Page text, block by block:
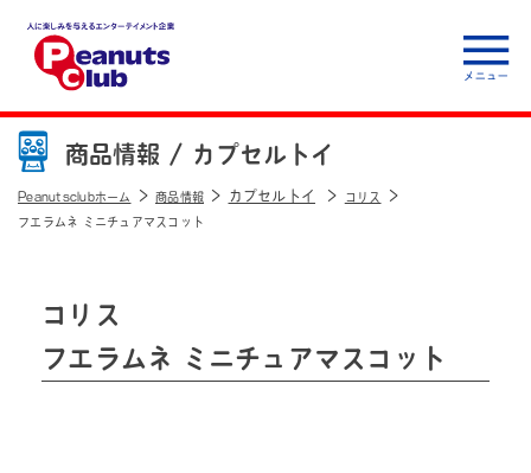
人に楽しみを与えるエ
ンターテイメント企
業 Peanuts club
商品情報 / カプセルトイ
Peanutsclubホーム 商品情報 カプセルトイ コリス
フエラムネ ミニチュアマスコット
コリス
フエラムネ ミニチュアマスコット